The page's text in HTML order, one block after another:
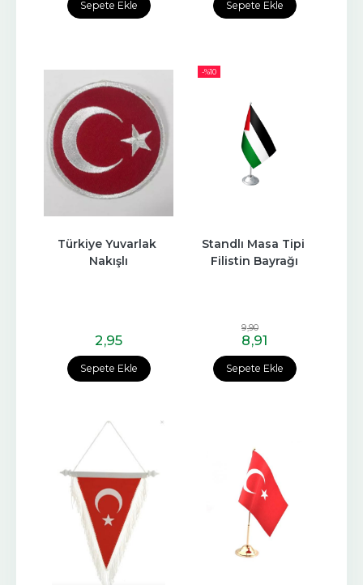
Sepete Ekle Sepete Ekle
Sepete Ekle
Türkiye Yuvarlak
Nakışlı
2,95
-%10
Sepete Ekle
Standlı Masa Tipi
Filistin Bayrağı
9,90
8,91